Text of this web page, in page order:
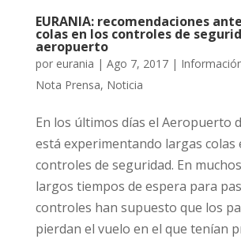
EURANIA: recomendaciones
colas en los controles de
aeropuerto
por eurania | Ago 7, 2017|
Nota Prensa, Noticia
En los últimos días el Aeropuerto
está experimentando largas colas
controles de seguridad. En
largos tiempos de espera para
controles han supuesto que los
pierdan el vuelo en el que tenían